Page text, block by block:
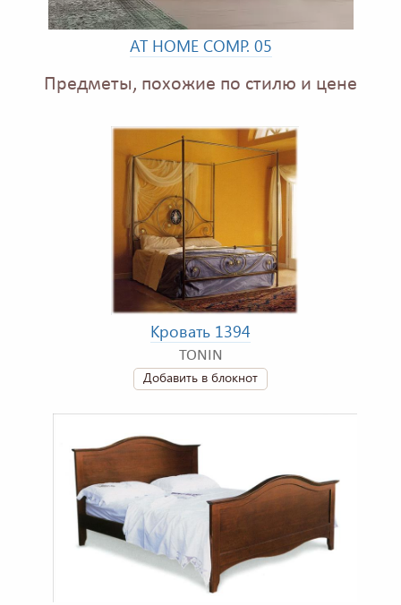
AT HOME COMP. 05
Предметы, похожие по стилю и цене
Кровать 1394
TONIN
Добавить в блокнот